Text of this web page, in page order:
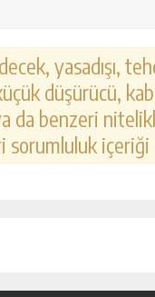
yasadışı,
düşürücü,
da benzeri
sorumluluk